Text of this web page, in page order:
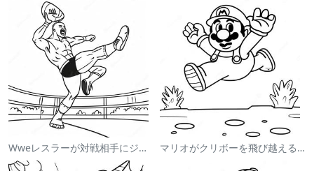
Wweレスラーが対戦相手にジャンプする塗り絵 マリオがクリボーを飛び越える塗り絵